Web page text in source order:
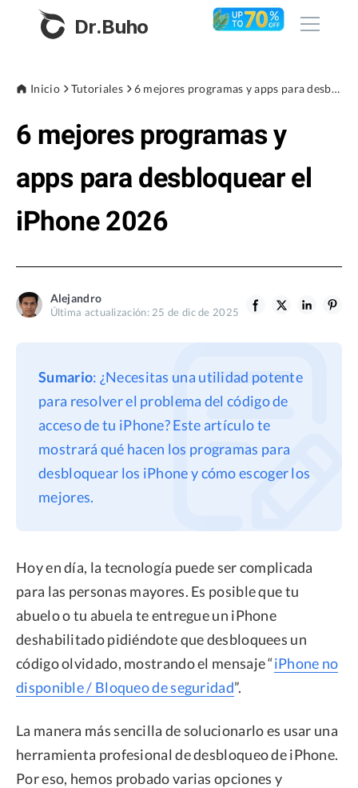
Dr.Buho
Productos
BuhoUnlocker
BuhoRepair
BuhoLaunchpad
Tienda
Blog
Privacidad
Politica de Reembolso
Inicio Tutoriales 6 mejores programas y apps para desbloquear el iPhone 2026
6 mejores programas y
apps para desbloquear el
iPhone 2026
Alejandro
Última actualización: 25 de dic de 2025
Sumario: ¿Necesitas una utilidad potente
para resolver el problema del código de
acceso de tu iPhone? Este artículo te
mostrará qué hacen los programas para
desbloquear los iPhone y cómo escoger los
mejores.
Hoy en día, la tecnología puede ser complicada
para las personas mayores. Es posible que tu
abuelo o tu abuela te entregue un iPhone
deshabilitado pidiéndote que desbloquees un
código olvidado, mostrando el mensaje “iPhone no
disponible / Bloqueo de seguridad”.
La manera más sencilla de solucionarlo es usar una
herramienta profesional de desbloqueo de iPhone.
Por eso, hemos probado varias opciones y